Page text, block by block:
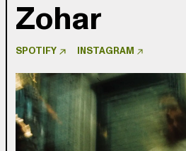
Zohar
SPOTIFY INSTAGRAM